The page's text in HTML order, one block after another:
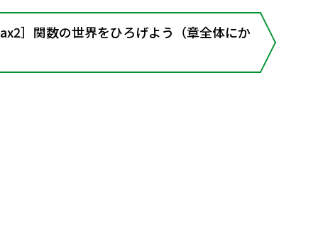
］関数の世界をひろげよう（章全体にか